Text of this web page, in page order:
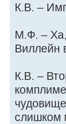
К.В. –
М.Ф. – Ха,
Виллейн
К.В. –
слишком